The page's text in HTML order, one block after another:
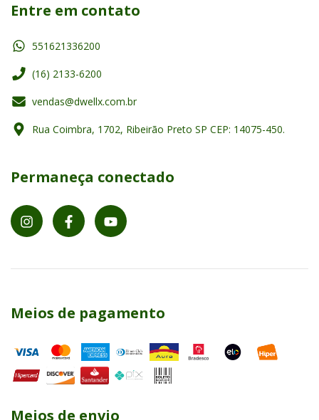
Entre em contato
551621336200
(16) 2133-6200
vendas@dwellx.com.br
Rua Coimbra, 1702, Ribeirão Preto SP CEP: 14075-450.
Permaneça conectado
Meios de pagamento
Meios de envio